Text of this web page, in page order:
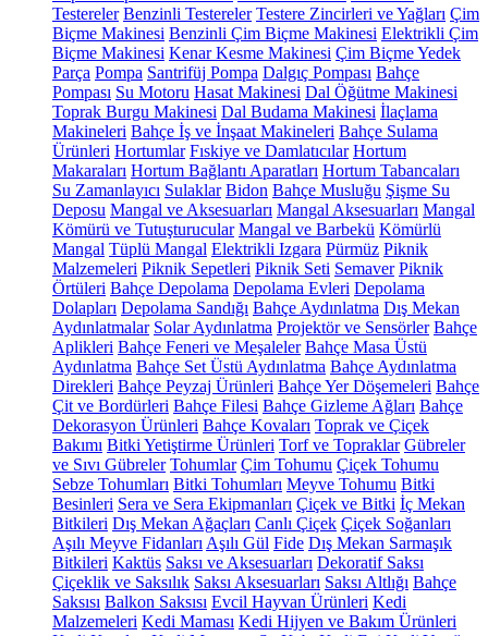
Testereler Benzinli Testereler Testere Zincirleri ve Yağları Çim
Biçme Makinesi Benzinli Çim Biçme Makinesi Elektrikli Çim
Biçme Makinesi Kenar Kesme Makinesi Çim Biçme Yedek
Parça Pompa Santrifüj Pompa Dalgıç Pompası Bahçe
Pompası Su Motoru Hasat Makinesi Dal Öğütme Makinesi
Toprak Burgu Makinesi Dal Budama Makinesi İlaçlama
Makineleri Bahçe İş ve İnşaat Makineleri Bahçe Sulama
Ürünleri Hortumlar Fıskiye ve Damlatıcılar Hortum
Makaraları Hortum Bağlantı Aparatları Hortum Tabancaları
Su Zamanlayıcı Sulaklar Bidon Bahçe Musluğu Şişme Su
Deposu Mangal ve Aksesuarları Mangal Aksesuarları Mangal
Kömürü ve Tutuşturucular Mangal ve Barbekü Kömürlü
Mangal Tüplü Mangal Elektrikli Izgara Pürmüz Piknik
Malzemeleri Piknik Sepetleri Piknik Seti Semaver Piknik
Örtüleri Bahçe Depolama Depolama Evleri Depolama
Dolapları Depolama Sandığı Bahçe Aydınlatma Dış Mekan
Aydınlatmalar Solar Aydınlatma Projektör ve Sensörler Bahçe
Aplikleri Bahçe Feneri ve Meşaleler Bahçe Masa Üstü
Aydınlatma Bahçe Set Üstü Aydınlatma Bahçe Aydınlatma
Direkleri Bahçe Peyzaj Ürünleri Bahçe Yer Döşemeleri Bahçe
Çit ve Bordürleri Bahçe Filesi Bahçe Gizleme Ağları Bahçe
Dekorasyon Ürünleri Bahçe Kovaları Toprak ve Çiçek
Bakımı Bitki Yetiştirme Ürünleri Torf ve Topraklar Gübreler
ve Sıvı Gübreler Tohumlar Çim Tohumu Çiçek Tohumu
Sebze Tohumları Bitki Tohumları Meyve Tohumu Bitki
Besinleri Sera ve Sera Ekipmanları Çiçek ve Bitki İç Mekan
Bitkileri Dış Mekan Ağaçları Canlı Çiçek Çiçek Soğanları
Aşılı Meyve Fidanları Aşılı Gül Fide Dış Mekan Sarmaşık
Bitkileri Kaktüs Saksı ve Aksesuarları Dekoratif Saksı
Çiçeklik ve Saksılık Saksı Aksesuarları Saksı Altlığı Bahçe
Saksısı Balkon Saksısı Evcil Hayvan Ürünleri Kedi
Malzemeleri Kedi Maması Kedi Hijyen ve Bakım Ürünleri